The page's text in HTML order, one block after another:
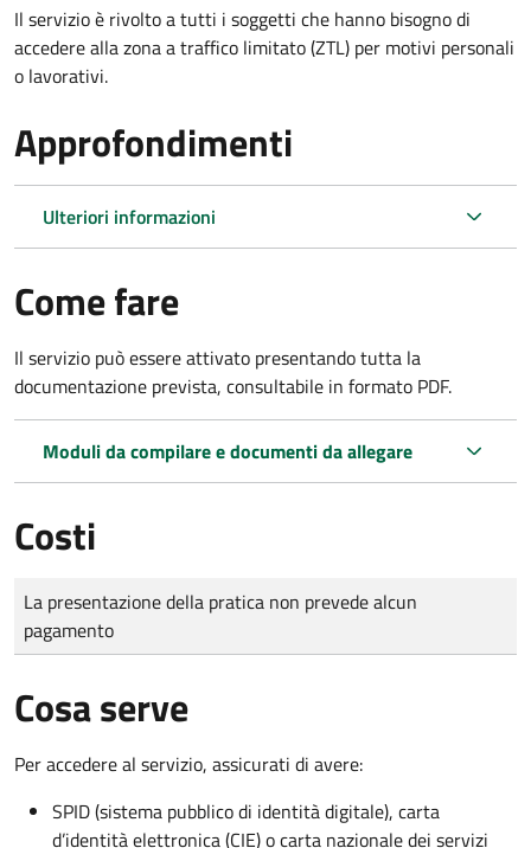
Il servizio è rivolto a tutti i soggetti che hanno bisogno di
accedere alla zona a traffico limitato (ZTL) per motivi personali
o lavorativi.
Approfondimenti
Ulteriori informazioni
Come fare
Il servizio può essere attivato presentando tutta la
documentazione prevista, consultabile in formato PDF.
Moduli da compilare e documenti da allegare
Costi
Tipo di pagamento
Importo
La presentazione della pratica non prevede alcun
pagamento
Cosa serve
Per accedere al servizio, assicurati di avere:
SPID (sistema pubblico di identità digitale), carta
d’identità elettronica (CIE) o carta nazionale dei servizi